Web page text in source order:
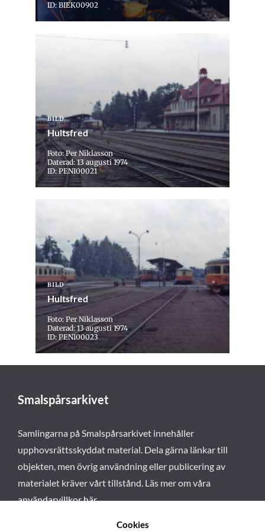
ID: BIEK00902
BILD
Hultsfred
Foto: Per Niklasson
Daterad: 13 augusti 1974
ID: PENI00021
BILD
Hultsfred
Foto: Per Niklasson
Daterad: 13 augusti 1974
ID: PENI00023
Smalspårsarkivet
Samlingarna på Smalspårsarkivet innehåller
upphovsrättsskyddat material. Dela gärna länkar till
objekten, men övrig användning eller publicering av
materialet kräver vårt tillstånd. Läs mer om våra
användarvillkor här.
Cookies